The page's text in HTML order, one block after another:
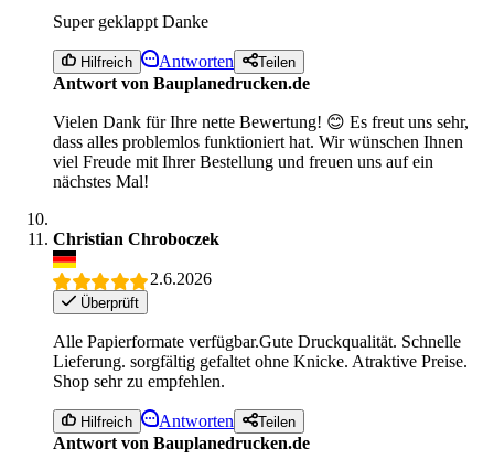
Super geklappt Danke
Hilfreich Antworten Teilen
Antwort von Bauplanedrucken.de
Vielen Dank für Ihre nette Bewertung! 😊 Es freut uns sehr,
dass alles problemlos funktioniert hat. Wir wünschen Ihnen
viel Freude mit Ihrer Bestellung und freuen uns auf ein
nächstes Mal!
Christian Chroboczek
2.6.2026
Überprüft
Alle Papierformate verfügbar.Gute Druckqualität. Schnelle
Lieferung. sorgfältig gefaltet ohne Knicke. Atraktive Preise.
Shop sehr zu empfehlen.
Hilfreich Antworten Teilen
Antwort von Bauplanedrucken.de